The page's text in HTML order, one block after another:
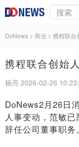
DoNews > 商业 > 携程联合
携程联合创始
杨亮 2026-02-26
DoNews2月26日
人事变动，范敏
辞任公司董事职务。